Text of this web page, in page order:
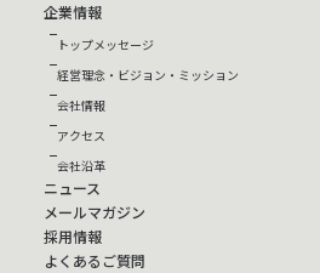
企業情報
トップメッセージ
経営理念・ビジョン・ミッション
会社情報
アクセス
会社沿革
ニュース
メールマガジン
採用情報
よくあるご質問